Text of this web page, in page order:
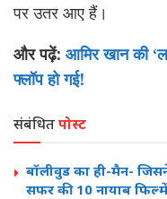
पर उतर आए हैं।
और पढ़ें: आमिर खान की
फ्लॉप हो गई!
संबंधितपोस्ट
बॉलीवुड का ही-मैन- जिसने
सफर की 10 नायाब फिल्में